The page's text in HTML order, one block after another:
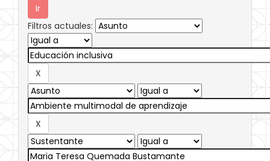
Filtros actuales: